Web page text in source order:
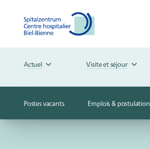
Actuel Visite et séjour
Postes vacants Emplois & postulation